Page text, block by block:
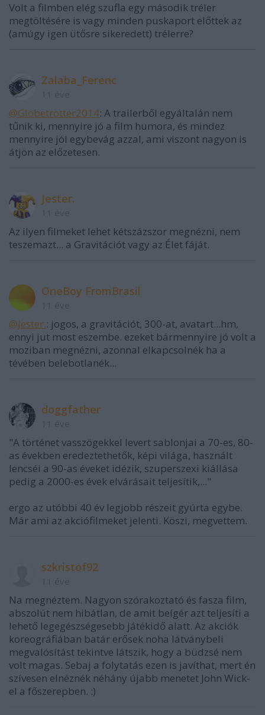
Volt a filmben elég szufla egy második tréler
megtöltésére is vagy minden puskaport előttek az
(amúgy igen ütősre sikeredett) trélerre?
Zalaba_Ferenc
@Globetrotter2014: A trailerből egyáltalán nem
tűnik ki, mennyire jó a film humora, és mindez
mennyire jól egybevág azzal, ami viszont nagyon is
átjön az előzetesen.
Jester.
Az ilyen filmeket lehet kétszázszor megnézni, nem
teszemazt... a Gravitációt vagy az Élet fáját.
OneBoy FromBrasil
@Jester.: jogos, a gravitációt, 300-at, avatart...hm,
ennyi jut most eszembe. ezeket bármennyire jó volt a
moziban megnézni, azonnal elkapcsolnék ha a
tévében belebotlanék...
doggfather
"A történet vasszögekkel levert sablonjai a 70-es, 80-
as években eredeztethetők, képi világa, használt
lencséi a 90-as éveket idézik, szuperszexi kiállása
pedig a 2000-es évek elvárásait teljesítik,..."
ergo az utóbbi 40 év legjobb részeit gyúrta egybe.
Már ami az akciófilmeket jelenti. Köszi, megvettem.
szkristof92
Na megnéztem. Nagyon szórakoztató és fasza film,
abszolút nem hibátlan, de amit beígér azt teljesíti a
lehető legegészségesebb játékidő alatt. Az akciók
koreográfiában batár erősek noha látványbeli
megvalósítást tekintve látszik, hogy a büdzsé nem
volt magas. Sebaj a folytatás ezen is javíthat, mert én
szívesen elnéznék néhány újabb menetet John Wick-
el a főszerepben. :)